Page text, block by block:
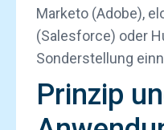
Marketo (Adobe),
(Salesforce) oder
Sonderstellung
Prinzip